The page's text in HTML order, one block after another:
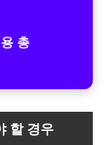
총
할 경우